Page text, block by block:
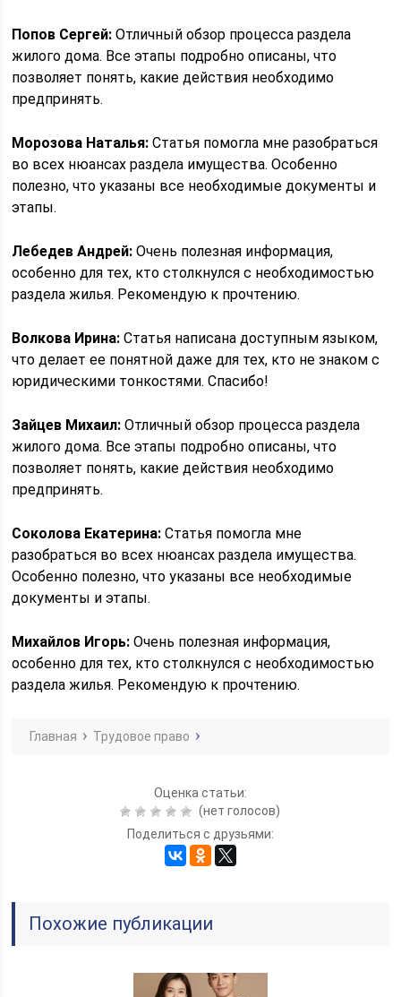
Попов Сергей: Отличный обзор процесса раздела
жилого дома. Все этапы подробно описаны, что
позволяет понять, какие действия необходимо
предпринять.
Морозова Наталья: Статья помогла мне разобраться
во всех нюансах раздела имущества. Особенно
полезно, что указаны все необходимые документы и
этапы.
Лебедев Андрей: Очень полезная информация,
особенно для тех, кто столкнулся с необходимостью
раздела жилья. Рекомендую к прочтению.
Волкова Ирина: Статья написана доступным языком,
что делает ее понятной даже для тех, кто не знаком с
юридическими тонкостями. Спасибо!
Зайцев Михаил: Отличный обзор процесса раздела
жилого дома. Все этапы подробно описаны, что
позволяет понять, какие действия необходимо
предпринять.
Соколова Екатерина: Статья помогла мне
разобраться во всех нюансах раздела имущества.
Особенно полезно, что указаны все необходимые
документы и этапы.
Михайлов Игорь: Очень полезная информация,
особенно для тех, кто столкнулся с необходимостью
раздела жилья. Рекомендую к прочтению.
Главная Трудовое право
Оценка статьи:
(нет голосов)
Поделиться с друзьями:
Похожие публикации